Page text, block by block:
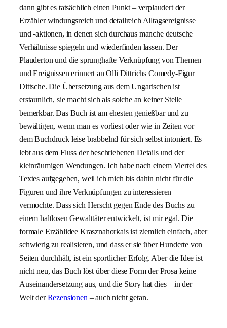
dann gibt es tatsächlich einen Punkt – verplaudert der
Erzähler windungsreich und detailreich Alltagsereignisse
und -aktionen, in denen sich durchaus manche deutsche
Verhältnisse spiegeln und wiederfinden lassen. Der
Plauderton und die sprunghafte Verknüpfung von Themen
und Ereignissen erinnert an Olli Dittrichs Comedy-Figur
Dittsche. Die Übersetzung aus dem Ungarischen ist
erstaunlich, sie macht sich als solche an keiner Stelle
bemerkbar. Das Buch ist am ehesten genießbar und zu
bewältigen, wenn man es vorliest oder wie in Zeiten vor
dem Buchdruck leise brabbelnd für sich selbst intoniert. Es
lebt aus dem Fluss der beschriebenen Details und der
kleinräumigen Wendungen. Ich habe nach einem Viertel des
Textes aufgegeben, weil ich mich bis dahin nicht für die
Figuren und ihre Verknüpfungen zu interessieren
vermochte. Dass sich Herscht gegen Ende des Buchs zu
einem haltlosen Gewalttäter entwickelt, ist mir egal. Die
formale Erzählidee Krasznahorkais ist ziemlich einfach, aber
schwierig zu realisieren, und dass er sie über Hunderte von
Seiten durchhält, ist ein sportlicher Erfolg. Aber die Idee ist
nicht neu, das Buch löst über diese Form der Prosa keine
Auseinandersetzung aus, und die Story hat dies – in der
Welt derRezensionen– auch nicht getan.